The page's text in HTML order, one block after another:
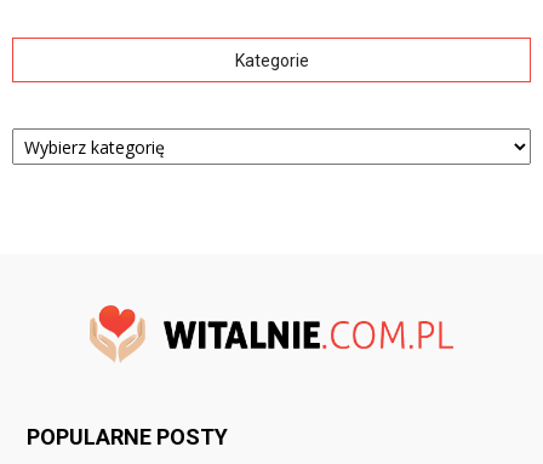
Kategorie
Kategorie
POPULARNE POSTY